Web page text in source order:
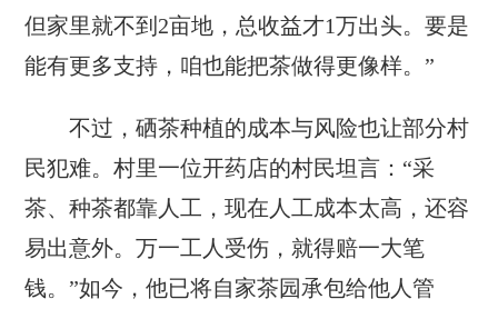
但家里就不到2亩地，总收益才1万出头。要是
能有更多支持，咱也能把茶做得更像样。”
不过，硒茶种植的成本与风险也让部分村
民犯难。村里一位开药店的村民坦言：“采
茶、种茶都靠人工，现在人工成本太高，还容
易出意外。万一工人受伤，就得赔一大笔
钱。”如今，他已将自家茶园承包给他人管